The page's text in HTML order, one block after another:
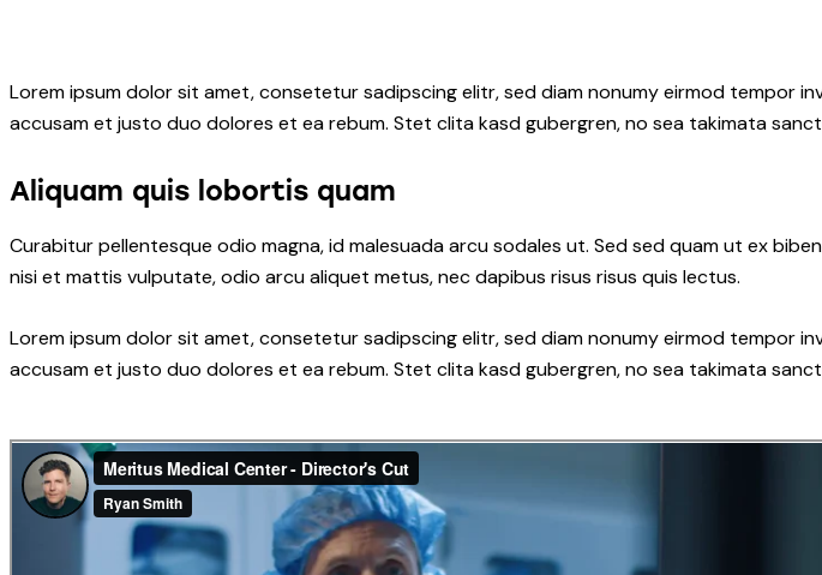
Lorem ipsum dolor sit amet, consetetur sadipscing elitr, sed diam nonumy eirmod tempor
accusam et justo duo dolores et ea rebum. Stet clita kasd gubergren, no sea takimata
Aliquam quis lobortis quam
Curabitur pellentesque odio magna, id malesuada arcu sodales ut. Sed sed quam ut ex
nisi et mattis vulputate, odio arcu aliquet metus, nec dapibus risus risus quis lectus.
Lorem ipsum dolor sit amet, consetetur sadipscing elitr, sed diam nonumy eirmod tempor
accusam et justo duo dolores et ea rebum. Stet clita kasd gubergren, no sea takimata